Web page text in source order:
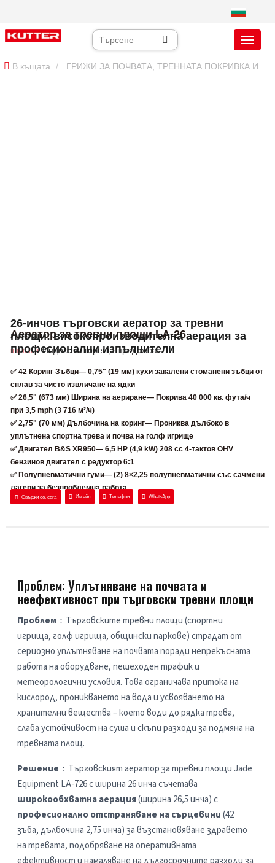
В къщата ГРИЖИ ЗА ПОЧВАТА, ТРЕННАТА ПОКРИВКА И
26-инчов търговски аератор за тревни
площи: високопроизводителна аерация за
професионални изпълнители
Аератор за тревни площи LA-26
Индекс за гореща продажба
✅42 Коринг Зъбци— 0,75" (19 мм) кухи закалени стоманени зъбци от
сплав за чисто извличане на ядки
✅26,5" (673 мм) Ширина на аериране— Покрива 40 000 кв. фута/ч
при 3,5 mph (3 716 м²/ч)
✅2,75" (70 мм) Дълбочина на коринг— Прониква дълбоко в
уплътнена спортна трева и почва на голф игрище
✅Двигател B&S XR950— 6,5 HP (4,9 kW) 208 cc 4-тактов OHV
бензинов двигател с редуктор 6:1
✅ Полупневматични гуми— (2) 8×2,25 полупневматични със сачмени
лагери за безпроблемна работа
Свържи се, сега Имейл Телефон WhatsApp
Проблем: Уплътняване на почвата и
неефективност при търговски тревни площи
Проблем ：Търговските тревни площи (спортни
игрища, голф игрища, общински паркове) страдат от
сериозно уплътняване на почвата поради непрекъсната
работа на оборудване, пешеходен трафик и
метеорологични условия. Това ограничава притока на
кислород, проникването на вода и усвояването на
хранителни вещества – което води до рядка трева,
слаба устойчивост на суша и скъпи разходи за подмяна на
тревната площ.
Решение ：Търговският аератор за тревни площи Jade
Equipment LA-726 с ширина 26 инча съчетава
широкообхватна аерация (ширина 26,5 инча) с
професионално отстраняване на сърцевини (42
зъба, дълбочина 2,75 инча) за възстановяване здравето
на тревата, подобряване на оперативната